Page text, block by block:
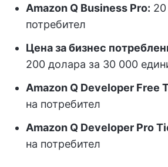
Amazon Q Business Pro:
потребител
Цена за бизнес
200 долара за 30 000
Amazon Q Developer Free
на потребител
Amazon Q Developer Pro
на потребител